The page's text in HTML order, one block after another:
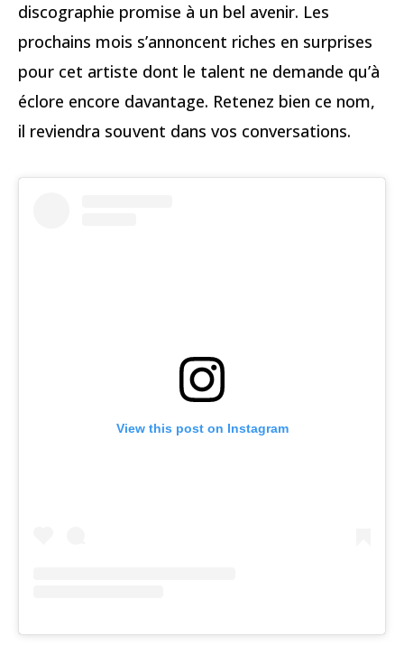
discographie promise à un bel avenir. Les
prochains mois s’annoncent riches en surprises
pour cet artiste dont le talent ne demande qu’à
éclore encore davantage. Retenez bien ce nom,
il reviendra souvent dans vos conversations.
View this post on Instagram